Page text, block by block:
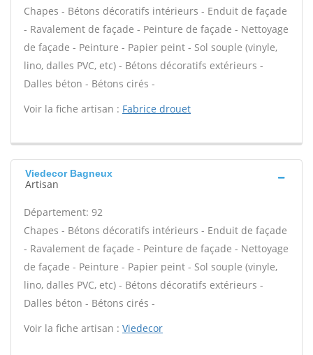
Chapes - Bétons décoratifs intérieurs - Enduit de façade
- Ravalement de façade - Peinture de façade - Nettoyage
de façade - Peinture - Papier peint - Sol souple (vinyle,
lino, dalles PVC, etc) - Bétons décoratifs extérieurs -
Dalles béton - Bétons cirés -
Voir la fiche artisan : Fabrice drouet
Viedecor Bagneux
Artisan
Département: 92
Chapes - Bétons décoratifs intérieurs - Enduit de façade
- Ravalement de façade - Peinture de façade - Nettoyage
de façade - Peinture - Papier peint - Sol souple (vinyle,
lino, dalles PVC, etc) - Bétons décoratifs extérieurs -
Dalles béton - Bétons cirés -
Voir la fiche artisan : Viedecor